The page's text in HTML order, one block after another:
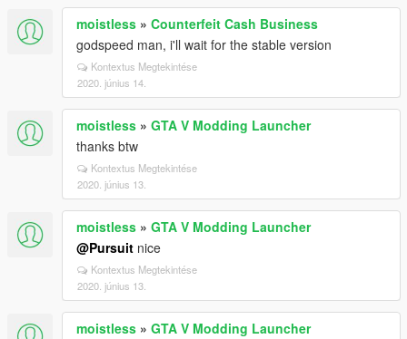
moistless » Counterfeit Cash Business
godspeed man, i'll wait for the stable version
Kontextus Megtekintése
2020. június 14.
moistless » GTA V Modding Launcher
thanks btw
Kontextus Megtekintése
2020. június 13.
moistless » GTA V Modding Launcher
@Pursuit nice
Kontextus Megtekintése
2020. június 13.
moistless » GTA V Modding Launcher